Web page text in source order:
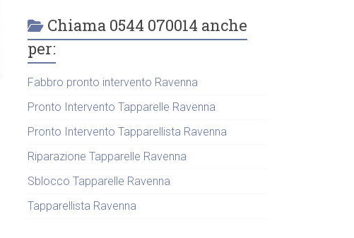
Chiama 0544 070014 anche
per:
Fabbro pronto intervento Ravenna
Pronto Intervento Tapparelle Ravenna
Pronto Intervento Tapparellista Ravenna
Riparazione Tapparelle Ravenna
Sblocco Tapparelle Ravenna
Tapparellista Ravenna